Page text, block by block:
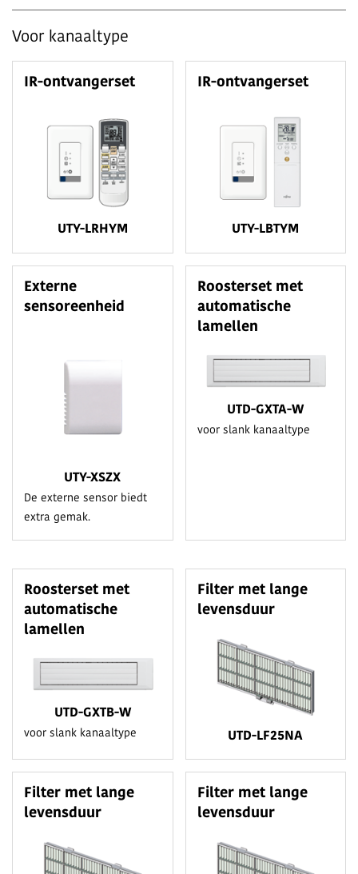
Voor kanaaltype
IR-ontvangerset
UTY-LRHYM
IR-ontvangerset
UTY-LBTYM
Externe
sensoreenheid
UTY-XSZX
De externe sensor biedt
extra gemak.
Roosterset met
automatische
lamellen
UTD-GXTA-W
voor slank kanaaltype
Roosterset met
automatische
lamellen
UTD-GXTB-W
voor slank kanaaltype
Filter met lange
levensduur
UTD-LF25NA
Filter met lange
levensduur
Filter met lange
levensduur